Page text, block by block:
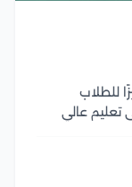
للطلاب
تعليم عالي
الحديثة في